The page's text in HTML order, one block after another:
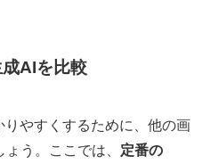
AIを比較
やすくするために、他の画
う。ここでは、 定番の